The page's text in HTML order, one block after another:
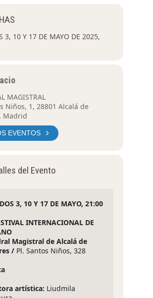
3, 10 Y 17 DE MAYO DE 2025,
MAGISTRAL
Niños, 1, 28801 Alcalá de
Madrid
EVENTOS
del Evento
3, 10 Y 17 DE MAYO, 21:00
INTERNACIONAL DE
Magistral de Alcalá de
/ Pl. Santos Niños, 328
artística: Liudmila